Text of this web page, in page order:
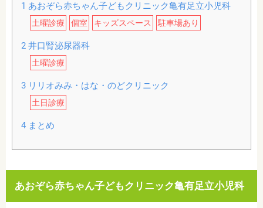
1 あおぞら赤ちゃん子どもクリニック亀有足立小児科
土曜診療 個室 キッズスペース 駐車場あり
2井口腎泌尿器科
土曜診療
3リリオみみ・はな・のどクリニック
土日診療
4まとめ
あおぞら赤ちゃん子どもクリニック亀有足立小児科